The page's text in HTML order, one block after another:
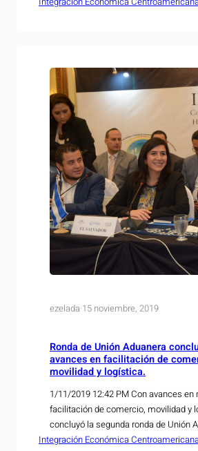
ezelada·15 noviembre, 2019
Ronda de Unión Aduanera
avances en facilitación de
movilidad y logística.
1/11/2019 12:42 PM Con avances en
facilitación de comercio, movilidad y
concluyó la segunda ronda de Unión
Presidencia Pro Témpore del
Integración Económica